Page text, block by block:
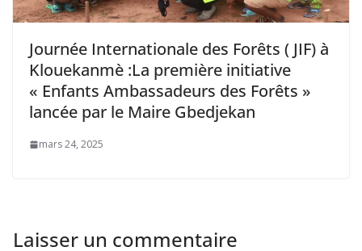
Journée Internationale des Forêts ( JIF) à
Klouekanmè :La première initiative
« Enfants Ambassadeurs des Forêts »
lancée par le Maire Gbedjekan
mars 24, 2025
Laisser un commentaire